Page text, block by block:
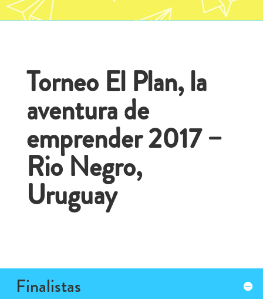
Torneo El Plan, la
aventura de
emprender 2017 –
Rio Negro,
Uruguay
Finalistas